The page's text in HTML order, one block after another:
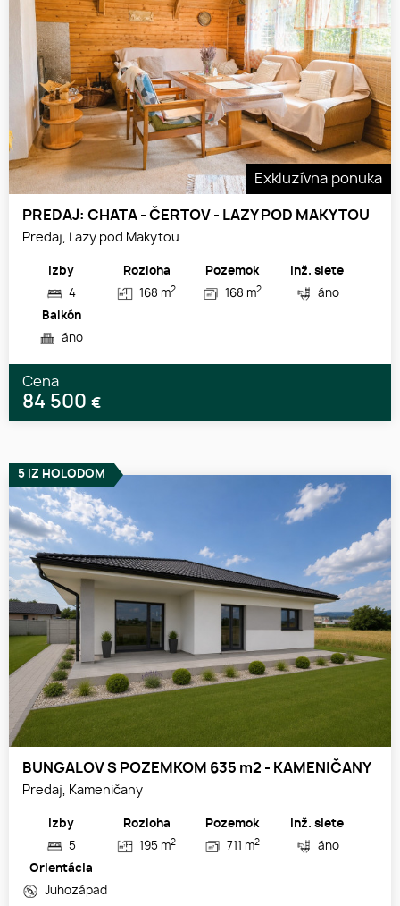
Exkluzívna ponuka
PREDAJ: CHATA - ČERTOV - LAZY POD MAKYTOU
Predaj, Lazy pod Makytou
Izby
4
Rozloha
168 m2
Pozemok
168 m2
Inž. siete
áno
Balkón
áno
Cena
84 500 €
BUNGALOV S POZEMKOM 635 m2 - KAMENIČANY
Predaj, Kameničany
Izby
5
Rozloha
195 m2
Pozemok
711 m2
Inž. siete
áno
Orientácia
Juhozápad
5 IZ HOLODOM